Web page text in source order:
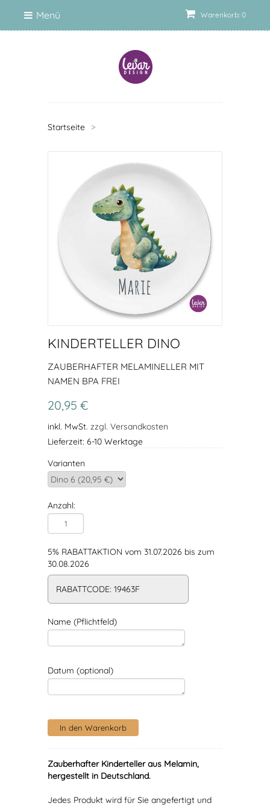
Warenkorb: 0
Menü
Startseite >
KINDERTELLER DINO
ZAUBERHAFTER MELAMINELLER MIT
NAMEN BPA FREI
20,95 €
inkl. MwSt. zzgl. Versandkosten
Lieferzeit: 6-10 Werktage
Varianten
Anzahl:
5% RABATTAKTION vom 31.07.2026 bis zum
30.08.2026
RABATTCODE: 19463F
Name (Pflichtfeld)
Datum (optional)
Zauberhafter Kinderteller aus Melamin,
hergestellt in Deutschland.
Jedes Produkt wird für Sie angefertigt und